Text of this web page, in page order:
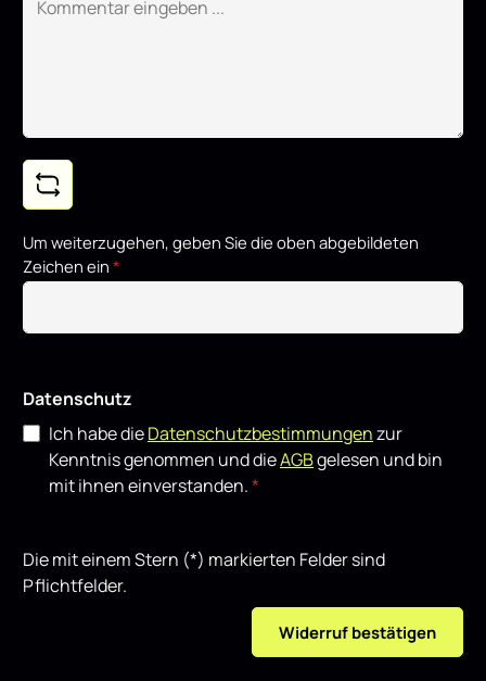
Um weiterzugehen, geben Sie die oben abgebildeten
Zeichen ein *
Datenschutz
Ich habe dieDatenschutzbestimmungenzur
Kenntnis genommen und dieAGBgelesen und bin
mit ihnen einverstanden.*
Die mit einem Stern (*) markierten Felder sind
Pflichtfelder.
Widerruf bestätigen